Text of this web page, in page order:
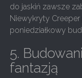
do jaskiń zawsze
Niewykryty
poniedziałkowy
5.
fantazją